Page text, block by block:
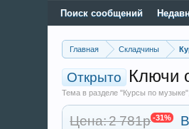
Главная Складчины
Открыто Ключи
Тема в разделе "Курсы по
Цена: 2 781р -31%
Поиск сообщений